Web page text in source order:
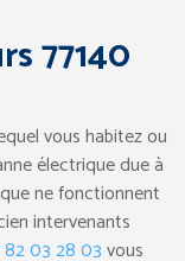
77140
vous habitez ou
électrique due à
ne fonctionnent
intervenants
82 03 28 03vous